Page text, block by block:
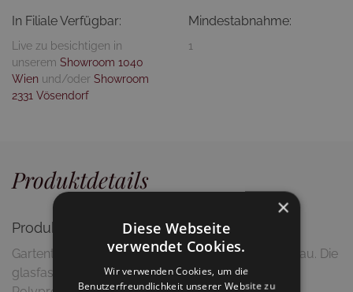
In Filiale Verfügbar:
Live zu besichtigen in
unserem Showroom 1040
Wien und/oder Showroom
2331 Vösendorf
Mindestabnahme:
1
Produktdetails
Produktbeschreibung
Gartentisch aus hochwertigem Vollkunststoff in Grau. Die
glasfaserverstärkte Kunststoffausführung aus
×
Diese Webseite
verwendet Cookies.
Wir verwenden Cookies, um die
Benutzerfreundlichkeit unserer Website zu